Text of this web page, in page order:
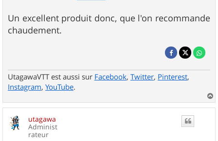
Un excellent produit donc, que l'on recommande
chaudement.
UtagawaVTT est aussi sur Facebook, Twitter, Pinterest,
Instagram, YouTube.
a
utagawa
Administ
rateur